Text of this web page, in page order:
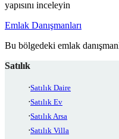
yapısını inceleyin
Emlak Danışmanları
Bu bölgedeki emlak
Satılık
Satılık Daire
Satılık Ev
Satılık Arsa
Satılık Villa